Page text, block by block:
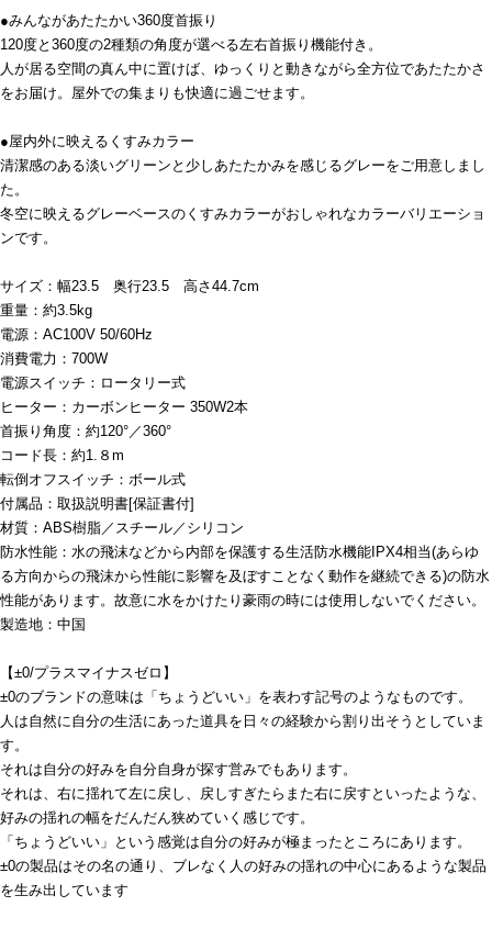
●みんながあたたかい360度首振り
120度と360度の2種類の角度が選べる左右首振り機能付き。
人が居る空間の真ん中に置けば、ゆっくりと動きながら全方位であたたかさ
をお届け。屋外での集まりも快適に過ごせます。
●屋内外に映えるくすみカラー
清潔感のある淡いグリーンと少しあたたかみを感じるグレーをご用意しまし
た。
冬空に映えるグレーベースのくすみカラーがおしゃれなカラーバリエーショ
ンです。
サイズ：幅23.5 奥行23.5 高さ44.7cm
重量：約3.5kg
電源：AC100V 50/60Hz
消費電力：700W
電源スイッチ：ロータリー式
ヒーター：カーボンヒーター 350W2本
首振り角度：約120°／360°
コード長：約1.８m
転倒オフスイッチ：ボール式
付属品：取扱説明書[保証書付]
材質：ABS樹脂／スチール／シリコン
防水性能：水の飛沫などから内部を保護する生活防水機能IPX4相当(あらゆ
る方向からの飛沫から性能に影響を及ぼすことなく動作を継続できる)の防水
性能があります。故意に水をかけたり豪雨の時には使用しないでください。
製造地：中国
【±0/プラスマイナスゼロ】
±0のブランドの意味は「ちょうどいい」を表わす記号のようなものです。
人は自然に自分の生活にあった道具を日々の経験から割り出そうとしていま
す。
それは自分の好みを自分自身が探す営みでもあります。
それは、右に揺れて左に戻し、戻しすぎたらまた右に戻すといったような、
好みの揺れの幅をだんだん狭めていく感じです。
「ちょうどいい」という感覚は自分の好みが極まったところにあります。
±0の製品はその名の通り、ブレなく人の好みの揺れの中心にあるような製品
を生み出しています